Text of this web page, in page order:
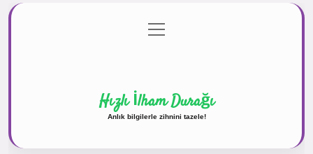
Gizlilik Politikası
menüyü
aç
Hızlı İlham Durağı
Anlık bilgilerle zihnini tazele!